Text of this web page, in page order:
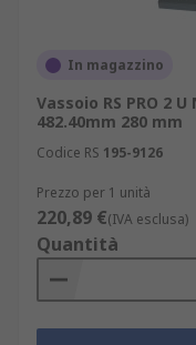
In magazzino
Vassoio RS PRO 2
482.40mm 280 mm
Codice RS 195-9126
Prezzo per 1 unità
220,89 €(IVA esclusa)
Quantità